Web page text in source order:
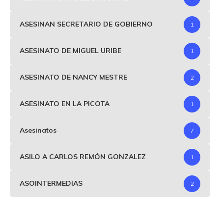
ASESINAN SECRETARIO DE GOBIERNO 1
ASESINATO DE MIGUEL URIBE 1
ASESINATO DE NANCY MESTRE 2
ASESINATO EN LA PICOTA 1
Asesinatos 7
ASILO A CARLOS REMÓN GONZALEZ 1
ASOINTERMEDIAS 2